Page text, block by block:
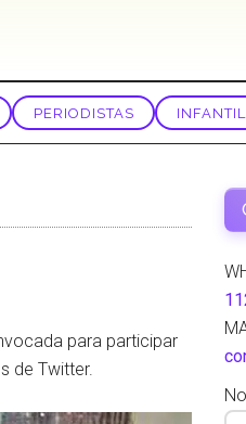
PERIODISTAS
para participar
de Twitter.